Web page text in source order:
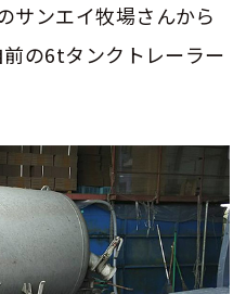
サンエイ牧場さんから
の6tタンクトレーラー